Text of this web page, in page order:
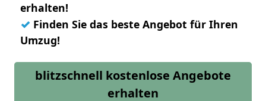
erhalten!
✓ Finden Sie das beste Angebot für Ihren
Umzug!
blitzschnell kostenlose Angebote
erhalten